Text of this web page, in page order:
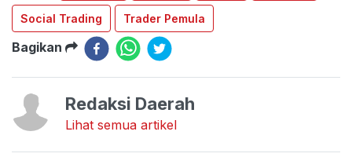
Social Trading Trader Pemula
Bagikan
Redaksi Daerah
Lihat semua artikel